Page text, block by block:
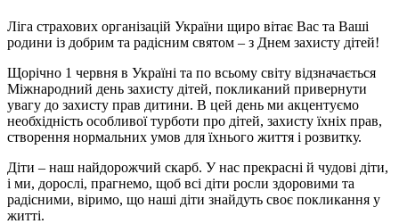
Ліга страхових організацій України щиро вітає Вас та Ваші
родини із добрим та радісним святом – з Днем захисту дітей!
Щорічно 1 червня в Україні та по всьому світу відзначається
Міжнародний день захисту дітей, покликаний привернути
увагу до захисту прав дитини. В цей день ми акцентуємо
необхідність особливої турботи про дітей, захисту їхніх прав,
створення нормальних умов для їхнього життя і розвитку.
Діти – наш найдорожчий скарб. У нас прекрасні й чудові діти,
і ми, дорослі, прагнемо, щоб всі діти росли здоровими та
радісними, віримо, що наші діти знайдуть своє покликання у
житті.